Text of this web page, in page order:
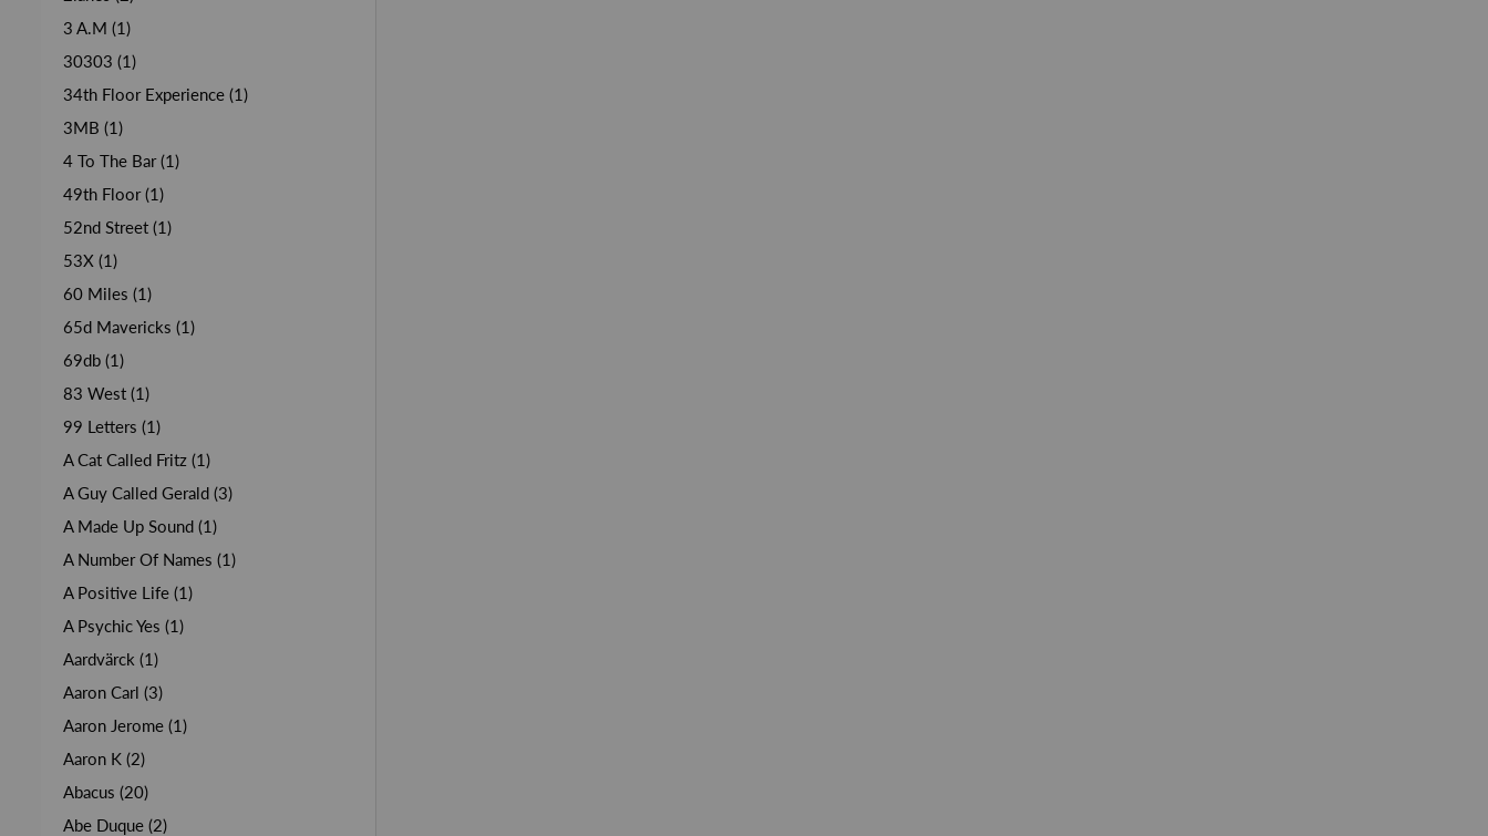
3 A.M (1)
30303 (1)
34th Floor Experience (1)
3MB (1)
4 To The Bar (1)
49th Floor (1)
52nd Street (1)
53X (1)
60 Miles (1)
65d Mavericks (1)
69db (1)
83 West (1)
99 Letters (1)
A Cat Called Fritz (1)
A Guy Called Gerald (3)
A Made Up Sound (1)
A Number Of Names (1)
A Positive Life (1)
A Psychic Yes (1)
Aardvärck (1)
Aaron Carl (3)
Aaron Jerome (1)
Aaron K (2)
Abacus (20)
Abe Duque (2)